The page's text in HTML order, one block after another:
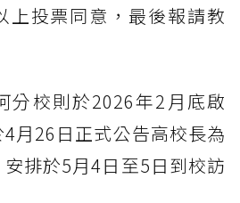
上投票同意，最後報請教
分校則於2026年2月底啟
月26日正式公告高校長為
排於5月4日至5日到校訪